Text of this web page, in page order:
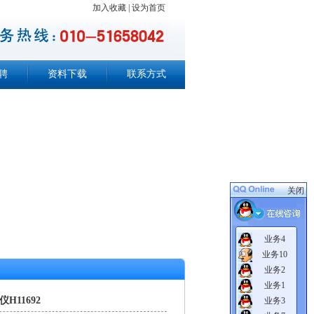
加入收藏 | 设为首页
资料下载 联系方式
H11692
关闭
业务4
业务10
业务2
业务1
业务3